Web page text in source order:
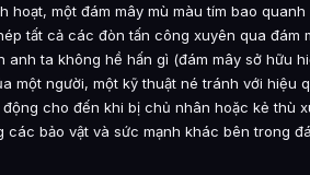
hoạt, một đám mây mù màu tím bao
tất cả các đòn tấn công xuyên qua đám
anh ta không hề hấn gì (đám mây sở hữu
một người, một kỹ thuật né tránh với hiệu
động cho đến khi bị chủ nhân hoặc kẻ thù
các bảo vật và sức mạnh khác bên trong